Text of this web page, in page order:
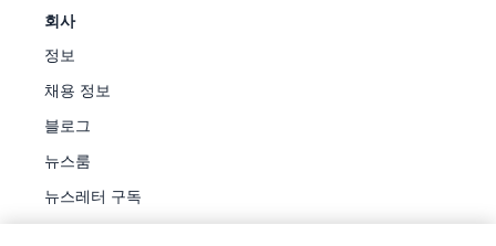
회사
정보
채용 정보
블로그
뉴스룸
뉴스레터 구독